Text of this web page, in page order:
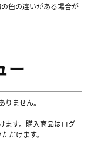
色の違いがある場合が
ー
ません。
ます。購入商品はログ
だけます。